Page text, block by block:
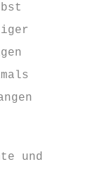
und